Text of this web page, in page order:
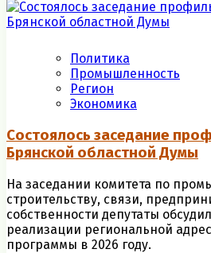
Политика
Промышленность
Регион
Экономика
Состоялось заседание
Брянской областной Думы
На заседании комитета по
строительству, связи,
собственности депутаты
реализации региональной
программы в 2026 году.